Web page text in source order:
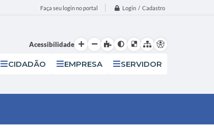
Faça seu login no portal Login / Cadastro
Acessibilidade
CIDADÃO EMPRESA SERVIDOR